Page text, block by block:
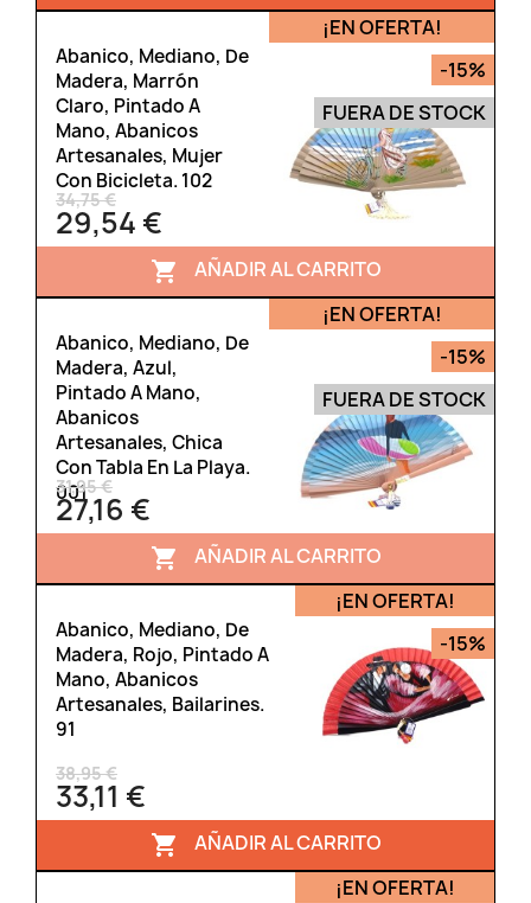
Abanico, Mediano, De
Madera, Marrón
Claro, Pintado A
Mano, Abanicos
Artesanales, Mujer
Con Bicicleta. 102
34,75 €
29,54 €
¡EN OFERTA!
-15%
FUERA DE STOCK
 AÑADIR AL CARRITO
Abanico, Mediano, De
Madera, Azul,
Pintado A Mano,
Abanicos
Artesanales, Chica
Con Tabla En La Playa.
001
31,95 €
27,16 €
¡EN OFERTA!
-15%
FUERA DE STOCK
 AÑADIR AL CARRITO
Abanico, Mediano, De
Madera, Rojo, Pintado A
Mano, Abanicos
Artesanales, Bailarines.
91
38,95 €
33,11 €
¡EN OFERTA!
-15%
 AÑADIR AL CARRITO
¡EN OFERTA!